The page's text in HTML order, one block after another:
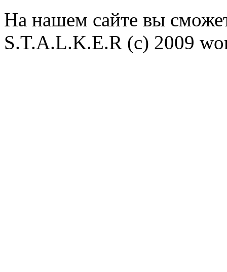
На нашем сайте вы
S.T.A.L.K.E.R (с) 2009